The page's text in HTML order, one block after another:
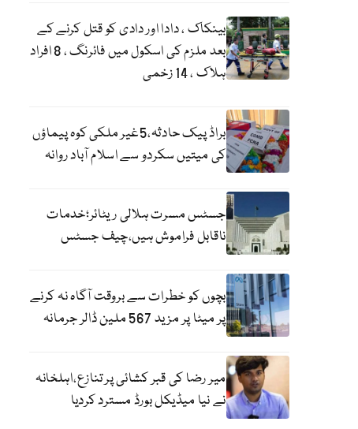
بینکاک ، دادا اور دادی کو قتل کرنے کے
بعد ملزم کی اسکول میں فائرنگ ، 8 افراد
ہلاک ، 14 زخمی
براڈ پیک حادثہ،5غیر ملکی کوہ پیماؤں
کی میتیں سکردو سے اسلام آباد روانہ
جسٹس مسرت ہلالی ریٹائر؛خدمات
ناقابل فراموش ہیں،چیف جسٹس
بچوں کو خطرات سے بروقت آگاہ نہ کرنے
پر میٹا پر مزید 567 ملین ڈالر جرمانہ
میر رضا کی قبر کشائی پر تنازع،اہلخانہ
نے نیا میڈیکل بورڈ مسترد کردیا